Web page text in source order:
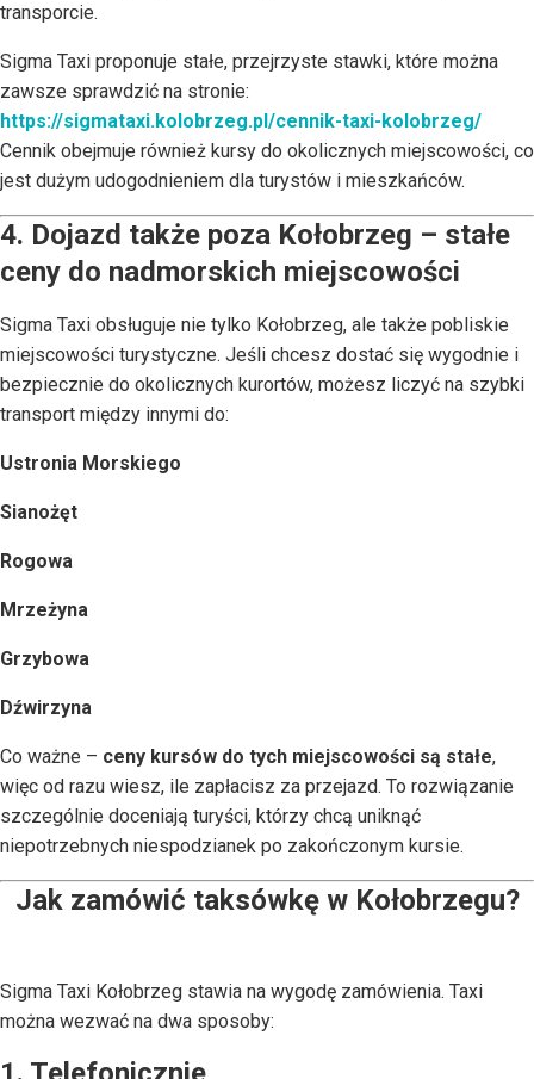
transporcie.
Sigma Taxi proponuje stałe, przejrzyste stawki, które można
zawsze sprawdzić na stronie:
https://sigmataxi.kolobrzeg.pl/cennik-taxi-kolobrzeg/
Cennik obejmuje również kursy do okolicznych miejscowości, co
jest dużym udogodnieniem dla turystów i mieszkańców.
4. Dojazd także poza Kołobrzeg – stałe
ceny do nadmorskich miejscowości
Sigma Taxi obsługuje nie tylko Kołobrzeg, ale także pobliskie
miejscowości turystyczne. Jeśli chcesz dostać się wygodnie i
bezpiecznie do okolicznych kurortów, możesz liczyć na szybki
transport między innymi do:
Ustronia Morskiego
Sianożęt
Rogowa
Mrzeżyna
Grzybowa
Dźwirzyna
Co ważne – ceny kursów do tych miejscowości są stałe,
więc od razu wiesz, ile zapłacisz za przejazd. To rozwiązanie
szczególnie doceniają turyści, którzy chcą uniknąć
niepotrzebnych niespodzianek po zakończonym kursie.
Jak zamówić taksówkę w Kołobrzegu?
Sigma Taxi Kołobrzeg stawia na wygodę zamówienia. Taxi
można wezwać na dwa sposoby: